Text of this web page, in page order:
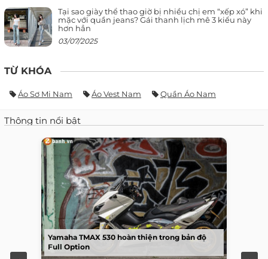
Tại sao giày thể thao giờ bị nhiều chị em “xếp xó” khi
mặc với quần jeans? Gái thanh lịch mê 3 kiểu này
hơn hẳn
03/07/2025
TỪ KHÓA
Áo Sơ Mi Nam Áo Vest Nam Quần Áo Nam
Thông tin nổi bật
Yamaha TMAX 530 hoàn thiện trong bản độ
Full Option